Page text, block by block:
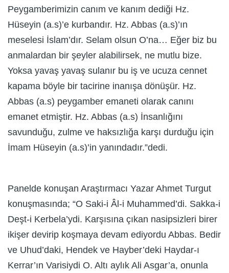
Peygamberimizin canım ve kanım dediği Hz.
Hüseyin (a.s)’e kurbandır. Hz. Abbas (a.s)’ın
meselesi İslam’dır. Selam olsun O’na… Eğer biz bu
anmalardan bir şeyler alabilirsek, ne mutlu bize.
Yoksa yavaş yavaş sulanır bu iş ve ucuza cennet
kapama böyle bir tacirine inanışa dönüşür. Hz.
Abbas (a.s) peygamber emaneti olarak canını
emanet etmiştir. Hz. Abbas (a.s) İnsanlığını
savunduğu, zulme ve haksızlığa karşı durduğu için
İmam Hüseyin (a.s)’in yanındadır.”dedi.
Panelde konuşan Araştırmacı Yazar Ahmet Turgut
konuşmasında; “O Saki-i Âl-i Muhammed’di. Sakka-i
Deşt-i Kerbela’ydi. Karşısına çıkan nasipsizleri birer
ikişer devirip koşmaya devam ediyordu Abbas. Bedir
ve Uhud’daki, Hendek ve Hayber’deki Haydar-ı
Kerrar’ın Varisiydi O. Altı aylık Ali Asgar’a, onunla